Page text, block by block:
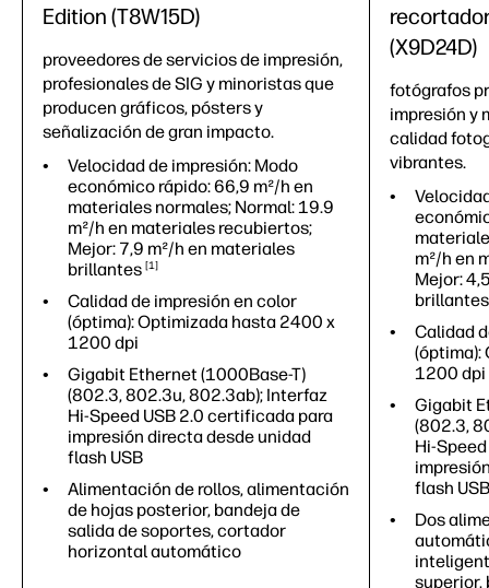
Edition (T8W15D)
proveedores de servicios de impresión,
profesionales de SIG y minoristas que
producen gráficos, pósters y
señalización de gran impacto.
Velocidad de impresión: Modo
económico rápido: 66,9 m²/h en
materiales normales; Normal: 19.9
m²/h en materiales recubiertos;
Mejor: 7,9 m²/h en materiales
brillantes 1
Calidad de impresión en color
(óptima): Optimizada hasta 2400 x
1200 dpi
Gigabit Ethernet (1000Base-T)
(802.3, 802.3u, 802.3ab); Interfaz
Hi-Speed USB 2.0 certificada para
impresión directa desde unidad
flash USB
Alimentación de rollos, alimentación
de hojas posterior, bandeja de
salida de soportes, cortador
horizontal automático
(X9D24D)
fotógrafos
impresión y
calidad
vibrantes.
m²/h en
Mejor:
brillantes
Calidad
(óptima):
1200 dpi
Gigabit
(802.3,
Hi-
flash USB
Dos
superior,